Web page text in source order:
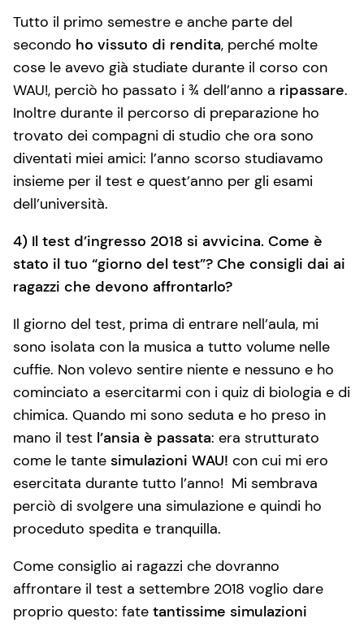
Tutto il primo semestre e anche parte del
secondo ho vissuto di rendita, perché molte
cose le avevo già studiate durante il corso con
WAU!, perciò ho passato i ¾ dell’anno a ripassare.
Inoltre durante il percorso di preparazione ho
trovato dei compagni di studio che ora sono
diventati miei amici: l’anno scorso studiavamo
insieme per il test e quest’anno per gli esami
dell’università.
4) Il test d’ingresso 2018 si avvicina. Come è
stato il tuo “giorno del test”? Che consigli dai ai
ragazzi che devono affrontarlo?
Il giorno del test, prima di entrare nell’aula, mi
sono isolata con la musica a tutto volume nelle
cuffie. Non volevo sentire niente e nessuno e ho
cominciato a esercitarmi con i quiz di biologia e di
chimica. Quando mi sono seduta e ho preso in
mano il test l’ansia è passata: era strutturato
come le tante simulazioni WAU! con cui mi ero
esercitata durante tutto l’anno! Mi sembrava
perciò di svolgere una simulazione e quindi ho
proceduto spedita e tranquilla.
Come consiglio ai ragazzi che dovranno
affrontare il test a settembre 2018 voglio dare
proprio questo: fate tantissime simulazioni